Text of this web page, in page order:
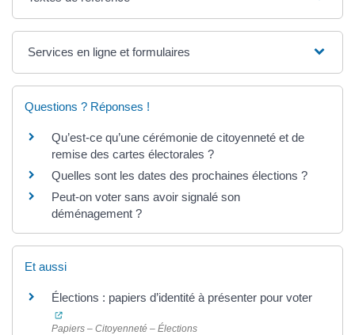
Services en ligne et formulaires
Questions ? Réponses !
Qu’est-ce qu’une cérémonie de citoyenneté et de
remise des cartes électorales ?
Quelles sont les dates des prochaines élections ?
Peut-on voter sans avoir signalé son
déménagement ?
Et aussi
Élections : papiers d’identité à présenter pour voter
(ouverture dans un nouvel onglet)
Papiers – Citoyenneté – Élections